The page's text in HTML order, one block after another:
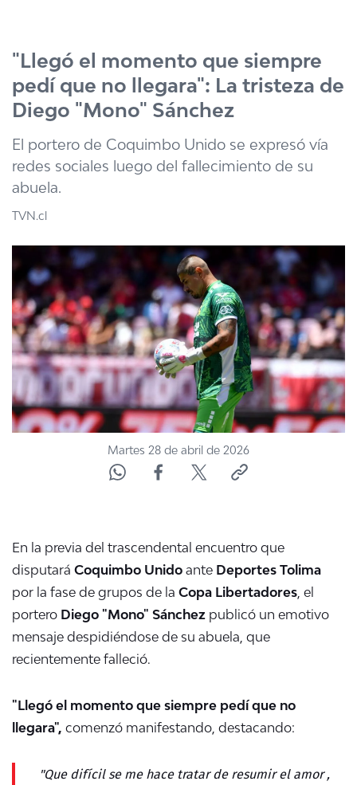
"Llegó el momento que siempre
pedí que no llegara": La tristeza de
Diego "Mono" Sánchez
El portero de Coquimbo Unido se expresó vía
redes sociales luego del fallecimiento de su
abuela.
TVN.cl
Martes 28 de abril de 2026
En la previa del trascendental encuentro que
disputará Coquimbo Unido ante Deportes Tolima
por la fase de grupos de la Copa Libertadores, el
portero Diego "Mono" Sánchez publicó un emotivo
mensaje despidiéndose de su abuela, que
recientemente falleció.
"Llegó el momento que siempre pedí que no
llegara", comenzó manifestando, destacando:
"Que difícil se me hace tratar de resumir el amor ,